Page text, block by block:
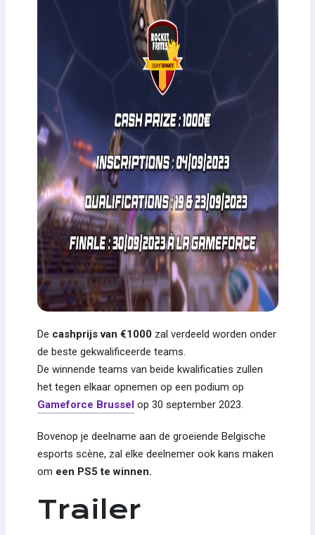
De cashprijs van €1000 zal verdeeld worden onder
de beste gekwalificeerde teams.
De winnende teams van beide kwalificaties zullen
het tegen elkaar opnemen op een podium op
Gameforce Brusselop 30 september 2023.
Bovenop je deelname aan de groeiende Belgische
esports scène, zal elke deelnemer ook kans maken
om een PS5 te winnen.
Trailer